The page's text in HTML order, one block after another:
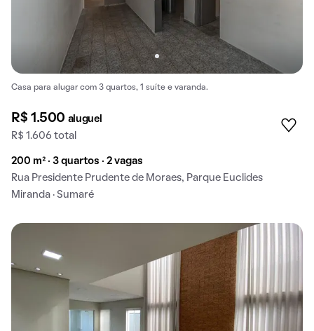
Casa para alugar com 3 quartos, 1 suíte e varanda.
R$ 1.500 aluguel
R$ 1.606 total
200 m² · 3 quartos · 2 vagas
Rua Presidente Prudente de Moraes, Parque Euclides
Miranda · Sumaré